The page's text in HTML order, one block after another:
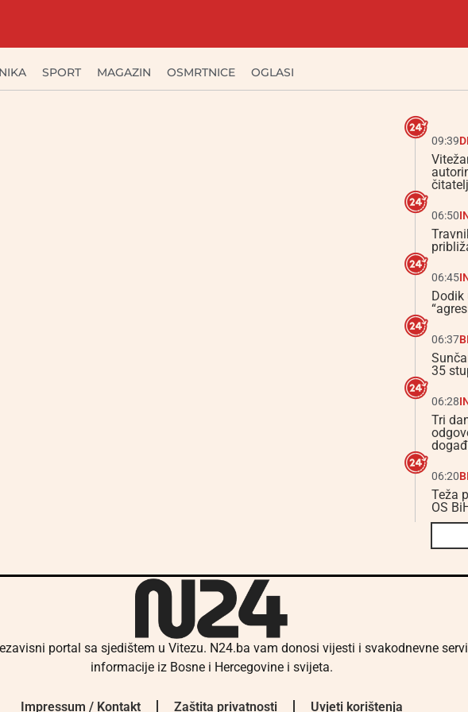
SPORT MAGAZIN OSMRTNICE OGLASI
09:39
06:50
06:45
Dodik
06:37
35
06:28
Tri
06:20
Teža
OS
portal sa sjedištem u Vitezu. N24.ba vam donosi vijesti i svakodnevne
informacije iz Bosne i Hercegovine i svijeta.
Impressum / Kontakt Zaštita privatnosti Uvjeti korištenja